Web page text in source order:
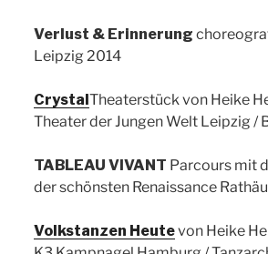
Verlust & Erinnerung
Leipzig 2014
CrystalTheaterstück von Heike
Theater der Jungen Welt Leipzig /
TABLEAU VIVANT Parcours mit
der schönsten Renaissance
Volkstanzen Heutevon Heike